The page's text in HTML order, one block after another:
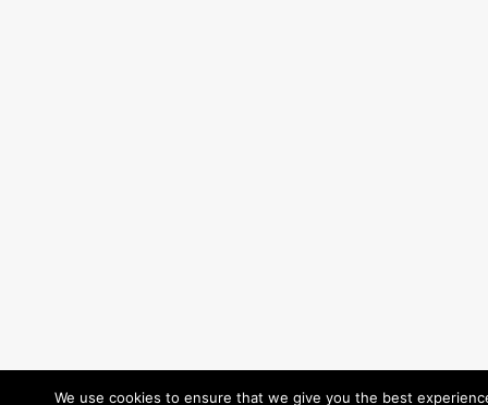
We use cookies to ensure that we give you the best